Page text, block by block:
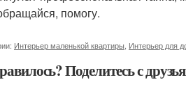
помогу.
Интерьер маленькой квартиры Интерьер для
Поделитесь с